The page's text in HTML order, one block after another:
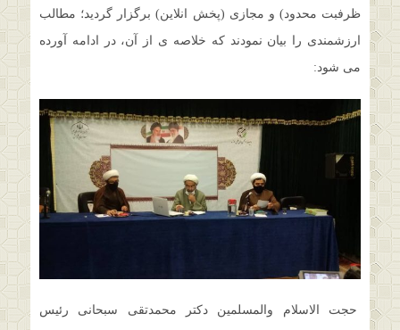
ظرفبت محدود) و مجازی (پخش انلاین) برگزار گردید؛ مطالب
ارزشمندی را بیان نمودند که خلاصه ی از آن، در ادامه آورده
می شود:
حجت الاسلام والمسلمین دکتر محمدتقی سبحانی رئیس